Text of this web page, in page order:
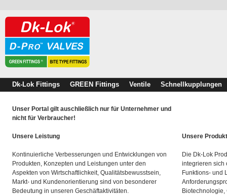
Dk-Lok Fittings GREEN Fittings Ventile Schnellkupplungen
Unser Portal gilt auschließlich nur für Unternehmer und
nicht für Verbraucher!
Unsere Leistung
Kontinuierliche Verbesserungen und Entwicklungen von
Produkten, Konzepten und Leistungen unter den
Aspekten von Wirtschaftlichkeit, Qualitätsbewusstsein,
Markt- und Kundenorientierung sind von besonderer
Bedeutung in unseren Geschäftaktivitäten.
Unsere
Die Dk-Lok
integrieren sich
Funktions- und